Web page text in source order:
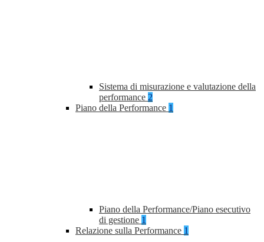
Sistema di misurazione e valutazione della
performance 2
Piano della Performance 1
Piano della Performance/Piano esecutivo
di gestione 1
Relazione sulla Performance 1